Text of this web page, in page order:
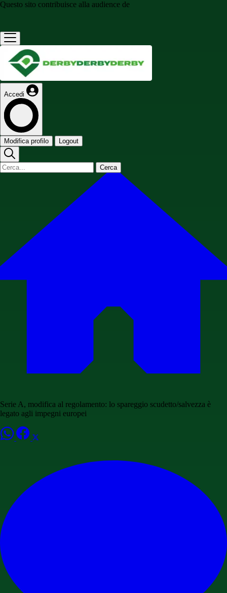
Questo sito contribuisce alla audience de
Accedi
Modifica profilo Logout
Cerca
Serie A, modifica al regolamento: lo spareggio scudetto/salvezza è
legato agli impegni europei